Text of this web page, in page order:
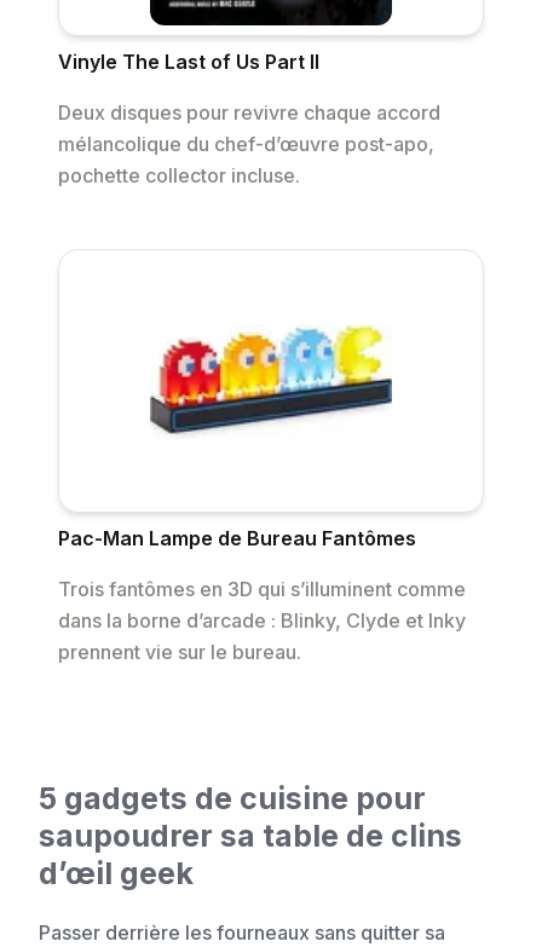
Vinyle The Last of Us Part II
Deux disques pour revivre chaque accord
mélancolique du chef-d’œuvre post-apo,
pochette collector incluse.
Pac-Man Lampe de Bureau Fantômes
Trois fantômes en 3D qui s’illuminent comme
dans la borne d’arcade : Blinky, Clyde et Inky
prennent vie sur le bureau.
5 gadgets de cuisine pour
saupoudrer sa table de clins
d’œil geek
Passer derrière les fourneaux sans quitter sa